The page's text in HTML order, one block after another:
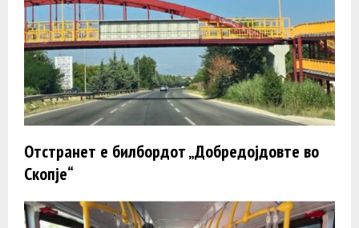
Отстранет e билбордот „Добредојдовте во
Скопје“